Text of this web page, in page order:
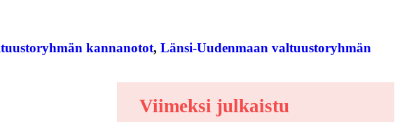
kannanotot, Länsi-Uudenmaan valtuustoryhmän
Viimeksi julkaistu